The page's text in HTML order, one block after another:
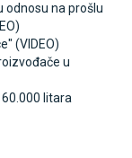
odnosu na prošlu
(VIDEO)
u
litara